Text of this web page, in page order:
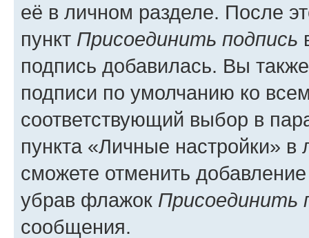
её в личном разделе. После
пункт Присоединить подпись
подпись добавилась. Вы
подписи по умолчанию ко
соответствующий выбор в
пункта «Личные настройки»
сможете отменить
убрав флажок Присоединить
сообщения.